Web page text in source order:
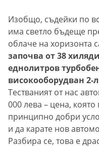
Изобщо, съдейки по
има светло бъдеще
облаче на хоризонта
започва от 38
еднолитров
високооборудван 2-
Тестваният от нас
000 лева – цена,
принципно добри
и да карате нов
Разбира се, това е